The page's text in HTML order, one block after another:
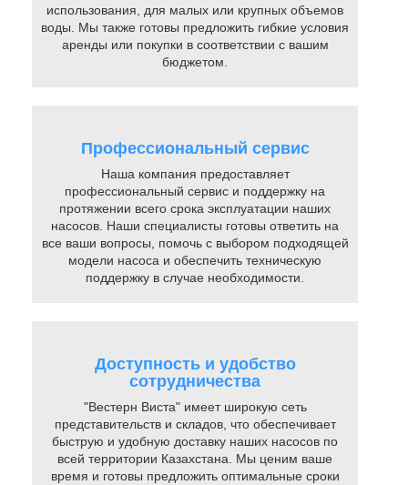
использования, для малых или крупных объемов
воды. Мы также готовы предложить гибкие условия
аренды или покупки в соответствии с вашим
бюджетом.
Профессиональный сервис
Наша компания предоставляет
профессиональный сервис и поддержку на
протяжении всего срока эксплуатации наших
насосов. Наши специалисты готовы ответить на
все ваши вопросы, помочь с выбором подходящей
модели насоса и обеспечить техническую
поддержку в случае необходимости.
Доступность и удобство
сотрудничества
"Вестерн Виста" имеет широкую сеть
представительств и складов, что обеспечивает
быструю и удобную доставку наших насосов по
всей территории Казахстана. Мы ценим ваше
время и готовы предложить оптимальные сроки